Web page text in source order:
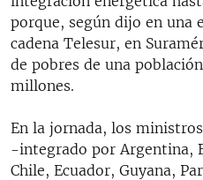
porque, según dijo en una
cadena Telesur, en
de pobres de una
millones.
En la jornada, los
-integrado por Argentina,
Chile, Ecuador, Guyana,